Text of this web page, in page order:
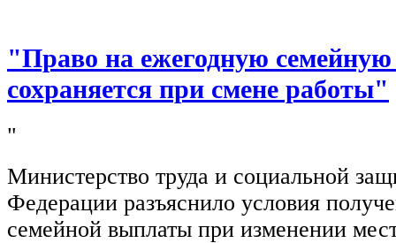
"Право на ежегодную
сохраняется при смене работы"
"
Министерство труда и социальной
Федерации разъяснило условия
семейной выплаты при изменении